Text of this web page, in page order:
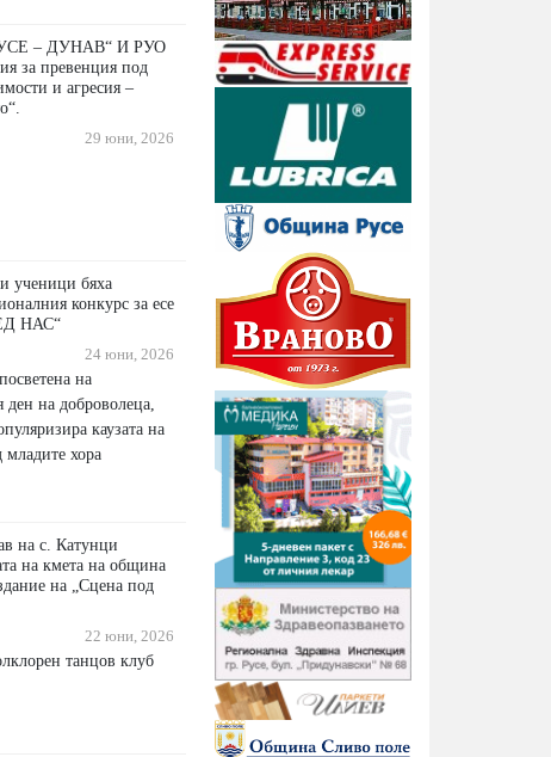
– ДУНАВ“ И РУО
за превенция под
и агресия –
29 юни, 2026
ученици бяха
конкурс за есе
НАС“
24 юни, 2026
на
на доброволеца,
каузата на
младите хора
на с. Катунци
на кмета на община
на „Сцена под
22 юни, 2026
танцов клуб